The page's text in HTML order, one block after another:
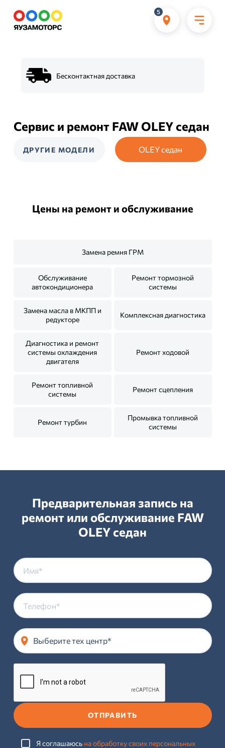
5
Бесконтактная доставка
Сервис и ремонт FAW OLEY седан
ДРУГИЕ МОДЕЛИ OLEY седан
Цены на ремонт и обслуживание
Замена ремня ГРМ
Обслуживание
автокондиционера
Ремонт тормозной
системы
Замена масла в МКПП и
редукторе
Комплексная диагностика
Диагностика и ремонт
системы охлаждения
двигателя
Ремонт ходовой
Ремонт топливной
системы
Ремонт сцепления
Ремонт турбин
Промывка топливной
системы
Предварительная запись на
ремонт или обслуживание FAW
OLEY седан
Выберите тех центр*
ОТПРАВИТЬ
Я соглашаюсь на обработку своих персональных